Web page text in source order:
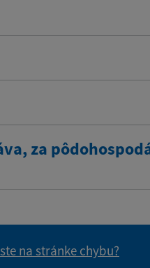
za
na stránke chybu?